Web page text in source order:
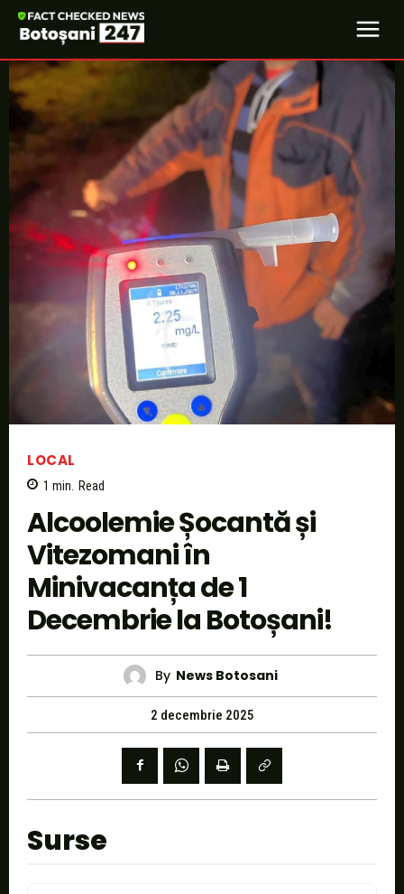
LOCAL
1 min. Read
Alcoolemie Șocantă și
Vitezomani în
Minivacanța de 1
Decembrie la Botoșani!
By News Botosani
2 decembrie 2025
Surse